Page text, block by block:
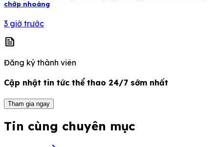
chớp nhoáng
3 giờ trước
news
Đăng ký thành viên
Cập nhật tin tức thể thao 24/7 sớm nhất
Tham gia ngay
Tin cùng chuyên mục